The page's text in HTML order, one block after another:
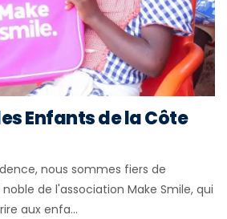
Enfants de la Côte
nous sommes fiers de
de l'association Make Smile, qui
aux enfa...